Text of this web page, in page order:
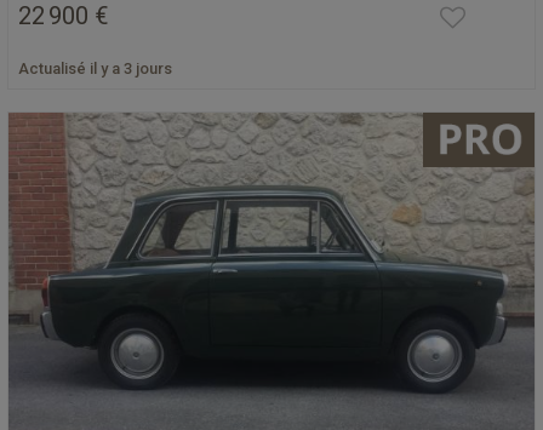
22 900 €
Actualisé il y a 3 jours